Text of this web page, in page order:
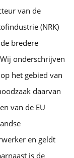
van de
(NRK)
bredere
onderschrijven
het gebied van
daarvan
van de EU
en geldt
is de